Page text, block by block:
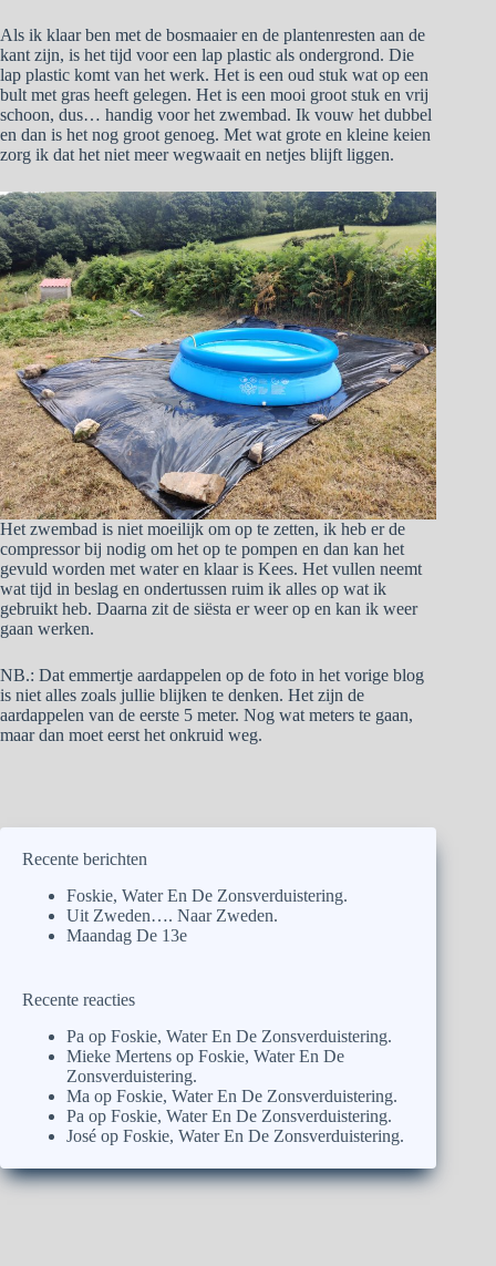
Als ik klaar ben met de bosmaaier en de plantenresten aan de
kant zijn, is het tijd voor een lap plastic als ondergrond. Die
lap plastic komt van het werk. Het is een oud stuk wat op een
bult met gras heeft gelegen. Het is een mooi groot stuk en vrij
schoon, dus… handig voor het zwembad. Ik vouw het dubbel
en dan is het nog groot genoeg. Met wat grote en kleine keien
zorg ik dat het niet meer wegwaait en netjes blijft liggen.
Het zwembad is niet moeilijk om op te zetten, ik heb er de
compressor bij nodig om het op te pompen en dan kan het
gevuld worden met water en klaar is Kees. Het vullen neemt
wat tijd in beslag en ondertussen ruim ik alles op wat ik
gebruikt heb. Daarna zit de siësta er weer op en kan ik weer
gaan werken.
NB.: Dat emmertje aardappelen op de foto in het vorige blog
is niet alles zoals jullie blijken te denken. Het zijn de
aardappelen van de eerste 5 meter. Nog wat meters te gaan,
maar dan moet eerst het onkruid weg.
Recente berichten
Foskie, Water En De Zonsverduistering.
Uit Zweden…. Naar Zweden.
Maandag De 13e
Recente reacties
Pa op Foskie, Water En De Zonsverduistering.
Mieke Mertens op Foskie, Water En De
Zonsverduistering.
Ma op Foskie, Water En De Zonsverduistering.
Pa op Foskie, Water En De Zonsverduistering.
José op Foskie, Water En De Zonsverduistering.